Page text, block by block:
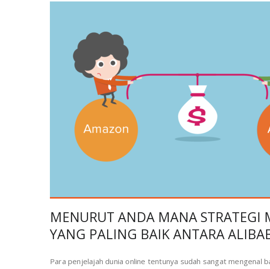
MENURUT ANDA MANA STRATEGI
YANG PALING BAIK ANTARA
Para penjelajah dunia online tentunya sudah sangat mengenal